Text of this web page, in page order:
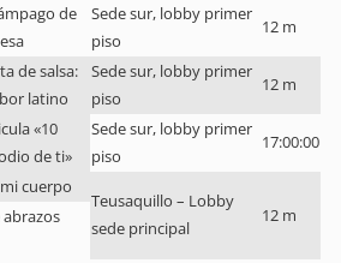
de
Sede sur, lobby primer
piso
12 m
de salsa:
latino
Sede sur, lobby primer
piso
12 m
«10
de ti»
Sede sur, lobby primer
piso
17:00:00
cuerpo
Teusaquillo – Lobby
sede principal
12 m
abrazos